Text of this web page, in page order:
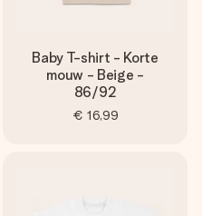
Baby T-shirt - Korte
mouw - Beige -
86/92
€ 16,99